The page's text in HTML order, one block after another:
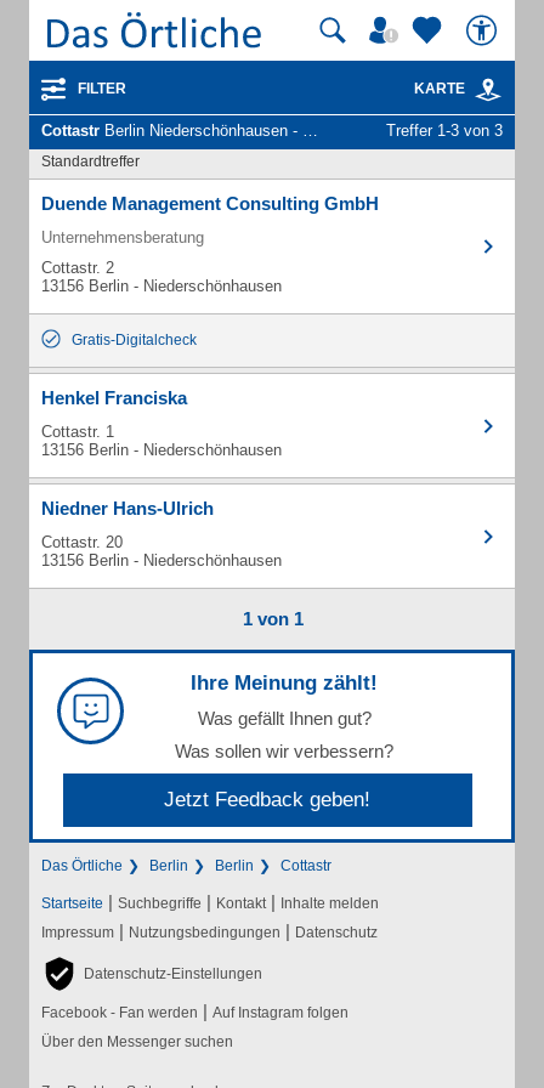
FILTER KARTE
Cottastr Berlin Niederschönhausen - Unternehmen und Personen Treffer 1-3 von 3
Standardtreffer
Duende Management Consulting GmbH
Unternehmensberatung
Cottastr. 2
13156 Berlin - Niederschönhausen
Gratis-Digitalcheck
Henkel Franciska
Cottastr. 1
13156 Berlin - Niederschönhausen
Niedner Hans-Ulrich
Cottastr. 20
13156 Berlin - Niederschönhausen
1 von 1
Ihre Meinung zählt!
Was gefällt Ihnen gut?
Was sollen wir verbessern?
Jetzt Feedback geben!
Das Örtliche Berlin Berlin Cottastr
Startseite | Suchbegriffe | Kontakt | Inhalte melden
Impressum | Nutzungsbedingungen | Datenschutz
Datenschutz-Einstellungen
Facebook - Fan werden | Auf Instagram folgen
Über den Messenger suchen